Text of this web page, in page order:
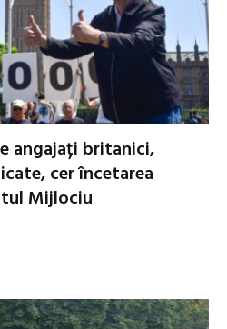
angajați britanici,
cer încetarea
Mijlociu